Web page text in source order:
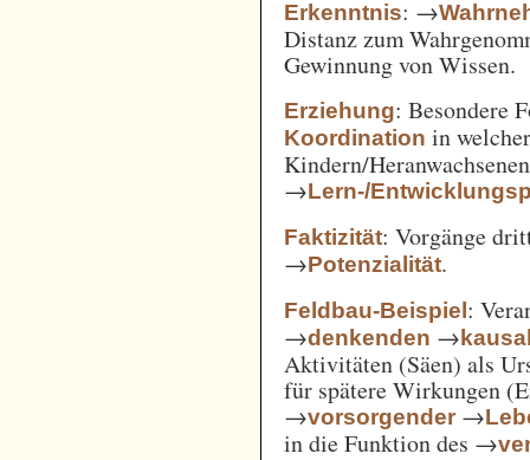
Erkenntnis: →
Distanz zum
Gewinnung von Wissen.
Erziehung: Besondere
Koordination in
Kindern/
→Lern-/
Faktizität: Vorgänge
→Potenzialität.
Feldbau-Beispiel:
→denkenden →
Aktivitäten (Säen) als
für spätere Wirkungen
→vorsorgender →
in die Funktion des →